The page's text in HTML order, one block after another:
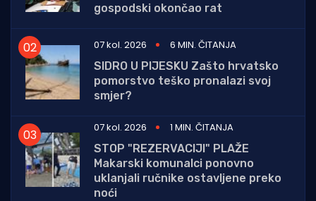
gospodski okončao rat
07 kol. 2026
6 MIN. ČITANJA
SIDRO U PIJESKU Zašto hrvatsko
pomorstvo teško pronalazi svoj
smjer?
07 kol. 2026
1 MIN. ČITANJA
STOP "REZERVACIJI" PLAŽE
Makarski komunalci ponovno
uklanjali ručnike ostavljene preko
noći